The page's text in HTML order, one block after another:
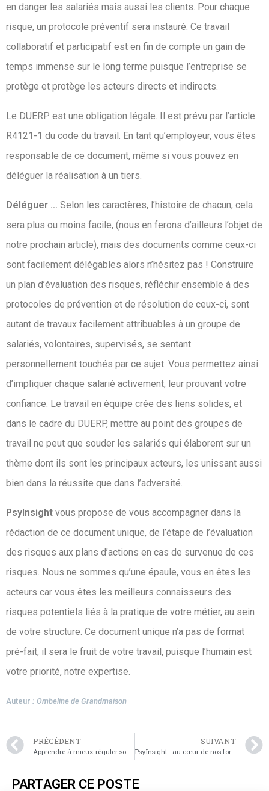
en danger les salariés mais aussi les clients. Pour chaque
risque, un protocole préventif sera instauré. Ce travail
collaboratif et participatif est en fin de compte un gain de
temps immense sur le long terme puisque l’entreprise se
protège et protège les acteurs directs et indirects.
Le DUERP est une obligation légale. Il est prévu par l’article
R4121-1 du code du travail. En tant qu’employeur, vous êtes
responsable de ce document, même si vous pouvez en
déléguer la réalisation à un tiers.
Déléguer … Selon les caractères, l’histoire de chacun, cela
sera plus ou moins facile, (nous en ferons d’ailleurs l’objet de
notre prochain article), mais des documents comme ceux-ci
sont facilement délégables alors n’hésitez pas ! Construire
un plan d’évaluation des risques, réfléchir ensemble à des
protocoles de prévention et de résolution de ceux-ci, sont
autant de travaux facilement attribuables à un groupe de
salariés, volontaires, supervisés, se sentant
personnellement touchés par ce sujet. Vous permettez ainsi
d’impliquer chaque salarié activement, leur prouvant votre
confiance. Le travail en équipe crée des liens solides, et
dans le cadre du DUERP, mettre au point des groupes de
travail ne peut que souder les salariés qui élaborent sur un
thème dont ils sont les principaux acteurs, les unissant aussi
bien dans la réussite que dans l’adversité.
PsyInsight vous propose de vous accompagner dans la
rédaction de ce document unique, de l’étape de l’évaluation
des risques aux plans d’actions en cas de survenue de ces
risques. Nous ne sommes qu’une épaule, vous en êtes les
acteurs car vous êtes les meilleurs connaisseurs des
risques potentiels liés à la pratique de votre métier, au sein
de votre structure. Ce document unique n’a pas de format
pré-fait, il sera le fruit de votre travail, puisque l’humain est
votre priorité, notre expertise.
Auteur : Ombeline de Grandmaison
PRÉCÉDENT SUIVANT
PsyInsight : au cœur de nos formations du CRP24
PARTAGER CE POSTE